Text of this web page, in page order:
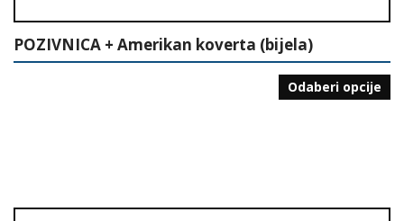
POZIVNICA + Amerikan koverta (bijela)
Odaberi opcije